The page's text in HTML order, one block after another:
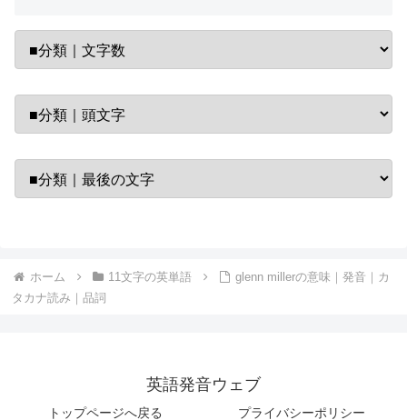
ホーム 11文字の英単語
glenn millerの意味｜発音｜カ
タカナ読み｜品詞
英語発音ウェブ
トップページへ戻る プライバシーポリシー